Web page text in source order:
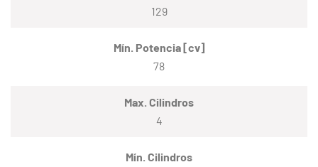
129
Mín. Potencia [cv]
78
Max. Cilindros
4
Mín. Cilindros